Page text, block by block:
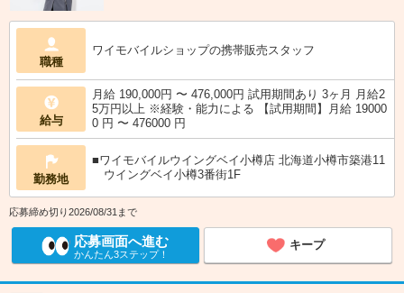
職種
ワイモバイルショップの携帯販売スタッフ
給与
月給 190,000円 〜 476,000円 試用期間あり 3ヶ月 月給2
5万円以上 ※経験・能力による 【試用期間】月給 19000
0 円 〜 476000 円
勤務地
■ワイモバイルウイングベイ小樽店 北海道小樽市築港11
ウイングベイ小樽3番街1F
応募締め切り2026/08/31まで
応募画面へ進む
かんたん3ステップ！
キープ